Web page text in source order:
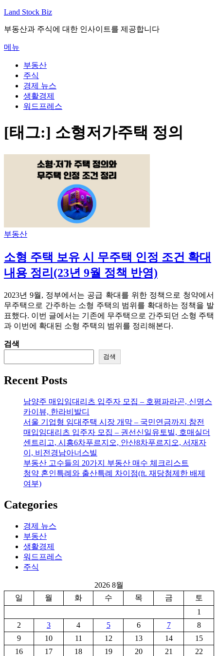
내
으
로
바
Land Stock Biz
부동산과 주식에 대한 인사이트를 제공합니다
메뉴
부동산
주식
경제 뉴스
생활경제
워드프레스
[태그:] 소형저가주택 정의
부동산
소형 주택 보유 시 무주택 인정 조건 확대
내용 정리(23년 9월 정책 반영)
2023년 9월, 정부에서는 공급 확대를 위한 정책으로 청약에서
무주택으로 간주하는 소형 주택의 범위를 확대하는 정책을 발
표했다. 이번 글에서는 기존에 무주택으로 간주되던 소형 주택
과 이번에 확대된 소형 주택의 범위를 정리해본다.
검색
검색
Recent Posts
남양주 매입임대리츠 입주자 모집 – 호평파라곤, 신명스
카이뷰, 한라비발디
서울 기업형 임대주택 시장 개막 – 국민연금까지 참전
매입임대리츠 입주자 모집 – 권선신일유토빌, 호매실더
센트리고, 시흥6차푸르지오, 안산8차푸르지오, 서재자
이, 비전경남아너스빌
부동산 고수들의 20가지 부동산 매수 체크리스트
청약 혼인특례와 출산특례 차이점(ft. 재당첨제한 배제
여부)
Categories
경제 뉴스
부동산
생활경제
워드프레스
주식
2026 8월
일
월 화 수 목 금
토
1
2
3 4 5 6 7
8
9
10 11 12 13 14
15
16
17 18 19 20 21 22